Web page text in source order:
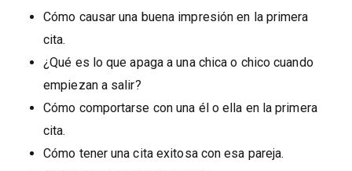
Cómo causar una buena impresión en la primera
cita.
¿Qué es lo que apaga a una chica o chico cuando
empiezan a salir?
Cómo comportarse con una él o ella en la primera
cita.
Cómo tener una cita exitosa con esa pareja.